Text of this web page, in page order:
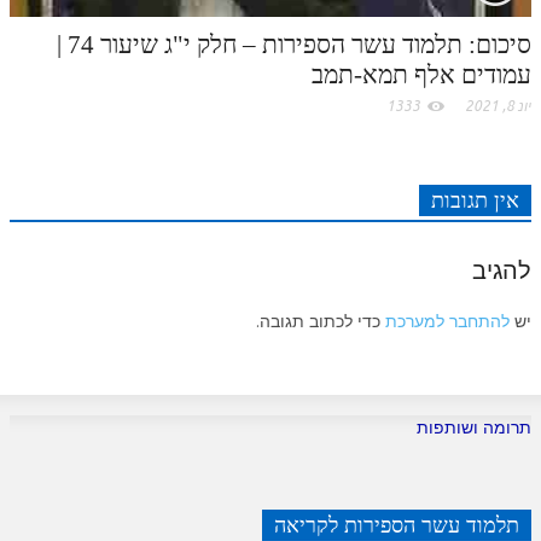
סיכום: תלמוד עשר הספירות – חלק י"ג שיעור 74 |
עמודים אלף תמא-תמב
יונ 8, 2021 1333
אין תגובות
להגיב
יש להתחבר למערכת כדי לכתוב תגובה.
תרומה ושותפות
תלמוד עשר הספירות לקריאה